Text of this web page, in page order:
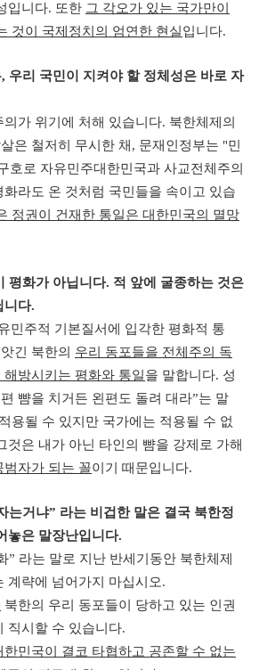
입니다. 또한 그 각오가 있는 국가만이
것이 국제정치의 엄연한 현실입니다.
, 우리 국민이 지켜야 할 정체성은 바로 자
의가 위기에 처해 있습니다. 북한체제의
은 철저히 무시한 채 , 문재인정부는 "민
호로 자유민주대한민국과 사교전체주의
라도 온 것처럼 국민들을 속이고 있습
정권이 건재한 통일은 대한민국의 멸망
평화가 아닙니다. 적 앞에 굴종하는 것은
니다.
민주적 기본질서에 입각한 평화적 통
긴 북한의 우리 동포들을 전체주의 독
방시키는 평화와 통일을 말합니다. 성
뺨을 치거든 왼편도 돌려 대라”는 말
용될 수 있지만 국가에는 적용될 수 없
것은 내가 아닌 타인의 뺨을 강제로 가해
범자가 되는 꼴이기 때문입니다.
는거냐” 라는 비겁한 말은 결국 북한정
놓은 말장난입니다.
” 라는 말로 지난 반세기동안 북한체제
계략에 넘어가지 마십시오.
북한의 우리 동포들이 당하고 있는 인권
직시할 수 있습니다.
한민국이 결코 타협하고 공존할 수 없는